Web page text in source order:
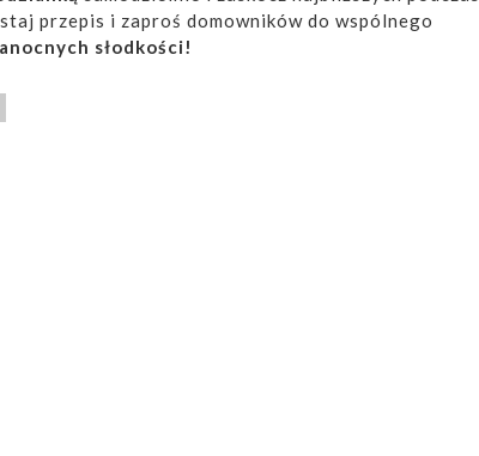
przepis i zaproś domowników do wspólnego
słodkości!